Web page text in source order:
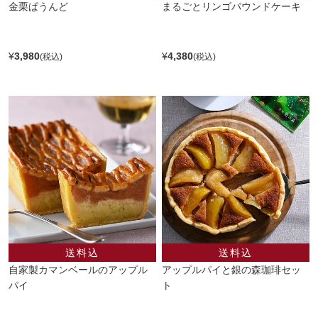
金栗ぱうんど
¥3,980
まるごとリンゴパウンドケーキ
¥4,380
自家製カマンベールのアップル
パイ
アップルパイと銀の森珈琲セッ
ト